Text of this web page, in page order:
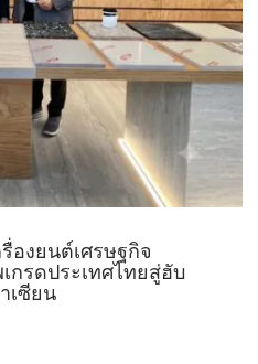
องยนต์เศรษฐกิจ
กรดประเทศไทยสู่ฮับ
เซียน